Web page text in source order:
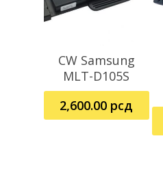
Dodaj U Korpu
CW Samsung
MLT-D105S
2,600.00 рсд